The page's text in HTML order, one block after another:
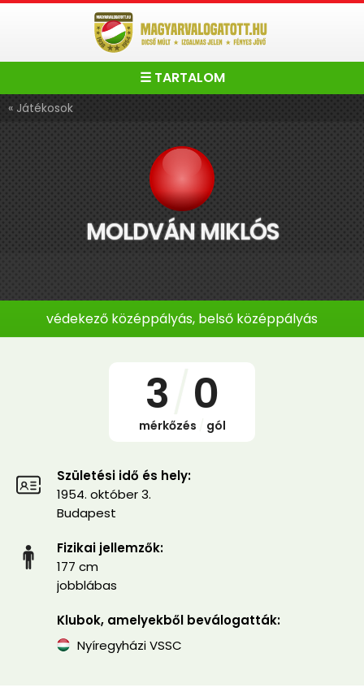
☰ TARTALOM
« Játékosok
MOLDVÁN MIKLÓS
védekező középpályás, belső középpályás
3 0
mérkőzés gól
Születési idő és hely:
1954. október 3.
Budapest
Fizikai jellemzők:
177 cm
jobblábas
Klubok, amelyekből beválogatták:
Nyíregyházi VSSC